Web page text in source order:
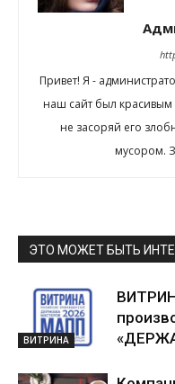
Привет! Я -
наш сайт был красивым
не засоряй его
мусором.
ЭТО МОЖЕТ БЫТЬ
ВИТРИНА